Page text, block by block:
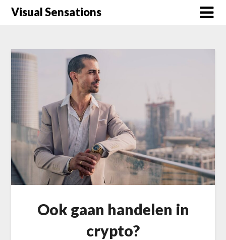
SkipVisual Sensations
Ook gaan handelen in
crypto?